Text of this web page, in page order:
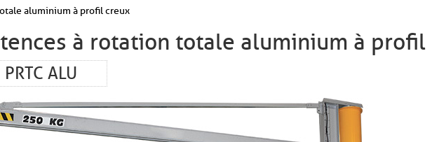
aluminium à profil creux
à rotation totale aluminium à profil
PRTC ALU